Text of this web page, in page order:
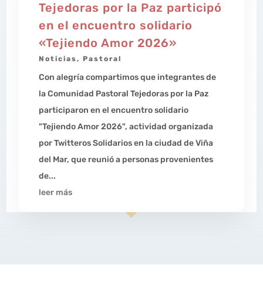
Tejedoras por la Paz participó
en el encuentro solidario
«Tejiendo Amor 2026»
Noticias, Pastoral
Con alegría compartimos que integrantes de
la Comunidad Pastoral Tejedoras por la Paz
participaron en el encuentro solidario
"Tejiendo Amor 2026", actividad organizada
por Twitteros Solidarios en la ciudad de Viña
del Mar, que reunió a personas provenientes
de...
leer más